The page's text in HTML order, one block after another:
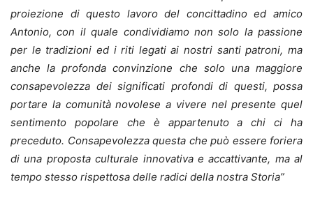
proiezione di questo lavoro del concittadino ed amico
Antonio, con il quale condividiamo non solo la passione
per le tradizioni ed i riti legati ai nostri santi patroni, ma
anche la profonda convinzione che solo una maggiore
consapevolezza dei significati profondi di questi, possa
portare la comunità novolese a vivere nel presente quel
sentimento popolare che è appartenuto a chi ci ha
preceduto. Consapevolezza questa che può essere foriera
di una proposta culturale innovativa e accattivante, ma al
tempo stesso rispettosa delle radici della nostra Storia”